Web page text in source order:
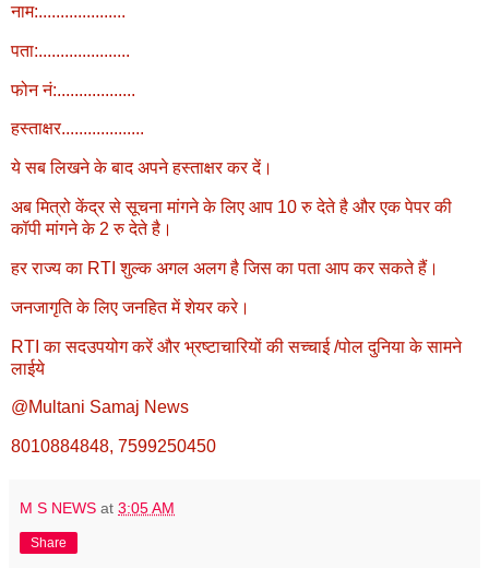
नाम:....................
पता:.....................
फोन नं:..................
हस्ताक्षर...................
ये सब लिखने के बाद अपने हस्ताक्षर कर दें।
अब मित्रो केंद्र से सूचना मांगने के लिए आप 10 रु देते है और एक पेपर की
कॉपी मांगने के 2 रु देते है।
हर राज्य का RTI शुल्क अगल अलग है जिस का पता आप कर सकते हैं।
जनजागृति के लिए जनहित में शेयर करे।
RTI का सदउपयोग करें और भ्रष्टाचारियों की सच्चाई /पोल दुनिया के सामने
लाईये
@Multani Samaj News
8010884848, 7599250450
M S NEWS at 3:05 AM
Share